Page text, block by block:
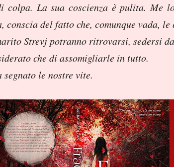
colpa. La sua coscienza è pulita. Me
del fatto che, comunque vada,
Strevj potranno ritrovarsi, sedersi
che di assomigliarle in tutto.
le nostre vite.